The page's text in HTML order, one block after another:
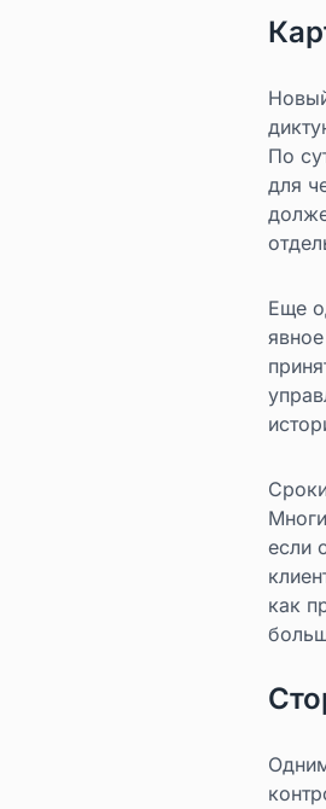
По
для
Еще
если
как